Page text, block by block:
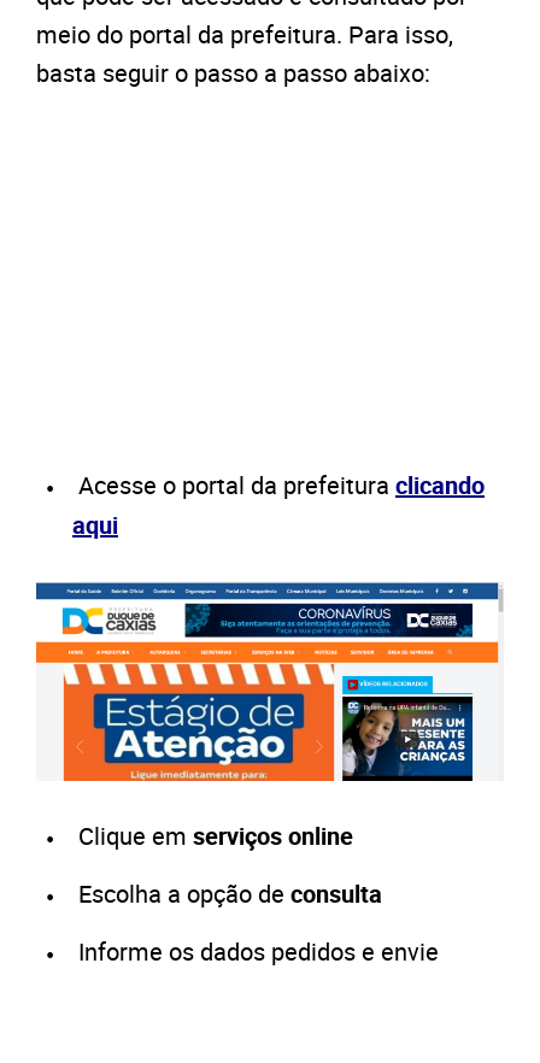
meio do portal da prefeitura. Para isso,
basta seguir o passo a passo abaixo:
Acesse o portal da prefeitura clicando
aqui
Clique em serviços online
Escolha a opção de consulta
Informe os dados pedidos e envie